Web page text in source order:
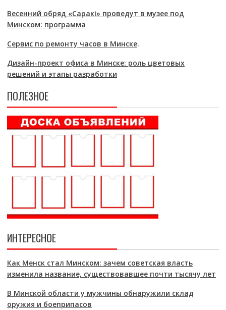
Весенний обряд «Саракі» проведут в музее под
Минском: программа
Сервис по ремонту часов в Минске.
Дизайн-проект офиса в Минске: роль цветовых
решений и этапы разработки
ПОЛЕЗНОЕ
ИНТЕРЕСНОЕ
Как Менск стал Минском: зачем советская власть
изменила название, существовавшее почти тысячу лет
В Минской области у мужчины обнаружили склад
оружия и боеприпасов